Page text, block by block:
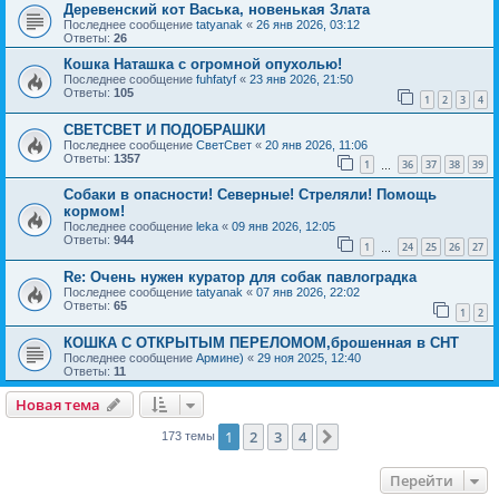
Деревенский кот Васька, новенькая Злата
Последнее сообщение tatyanak « 26 янв 2026, 03:12
Ответы: 26
Кошка Наташка с огромной опухолью!
Последнее сообщение fuhfatyf « 23 янв 2026, 21:50
Ответы: 105 1 2 3 4
СВЕТСВЕТ И ПОДОБРАШКИ
Последнее сообщение СветСвет « 20 янв 2026, 11:06
Ответы: 1357 1 36 37 38 39
Собаки в опасности! Северные! Стреляли! Помощь
кормом!
Последнее сообщение leka « 09 янв 2026, 12:05
Ответы: 944 1 24 25 26 27
Re: Очень нужен куратор для собак павлоградка
Последнее сообщение tatyanak « 07 янв 2026, 22:02
Ответы: 65 1 2
КОШКА С ОТКРЫТЫМ ПЕРЕЛОМОМ,брошенная в СНТ
Последнее сообщение Армине) « 29 ноя 2025, 12:40
Ответы: 11
Новая тема
173 темы 1 2 3 4
Перейти